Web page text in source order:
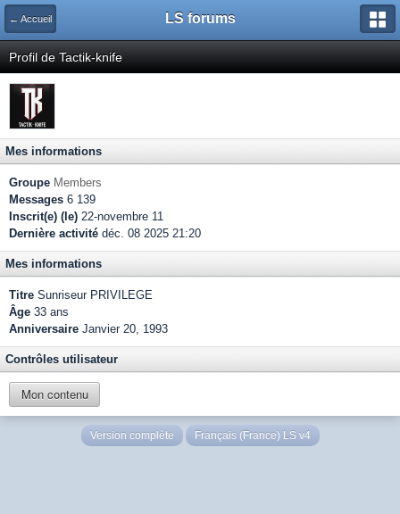
← Accueil LS forums
Profil de Tactik-knife
Mes informations
Groupe Members
Messages 6 139
Inscrit(e) (le) 22-novembre 11
Dernière activité déc. 08 2025 21:20
Mes informations
Titre Sunriseur PRIVILEGE
Âge 33 ans
Anniversaire Janvier 20, 1993
Contrôles utilisateur
Mon contenu
Version complète Français (France) LS v4